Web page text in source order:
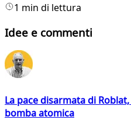
1 min di lettura
Idee e commenti
La pace disarmata di
bomba atomica